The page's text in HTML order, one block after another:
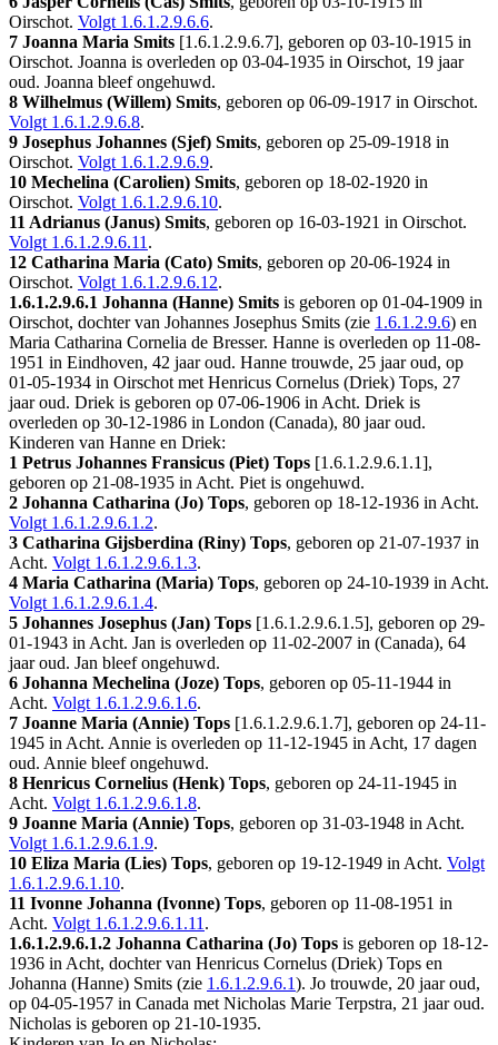
Oirschot. Volgt 1.6.1.2.9.6.6.
7 Joanna Maria Smits [1.6.1.2.9.6.7], geboren op 03-10-1915 in
Oirschot. Joanna is overleden op 03-04-1935 in Oirschot, 19 jaar
oud. Joanna bleef ongehuwd.
8 Wilhelmus (Willem) Smits, geboren op 06-09-1917 in Oirschot.
Volgt 1.6.1.2.9.6.8.
9 Josephus Johannes (Sjef) Smits, geboren op 25-09-1918 in
Oirschot. Volgt 1.6.1.2.9.6.9.
10 Mechelina (Carolien) Smits, geboren op 18-02-1920 in
Oirschot. Volgt 1.6.1.2.9.6.10.
11 Adrianus (Janus) Smits, geboren op 16-03-1921 in Oirschot.
Volgt 1.6.1.2.9.6.11 .
12 Catharina Maria (Cato) Smits, geboren op 20-06-1924 in
Oirschot. Volgt 1.6.1.2.9.6.12.
1.6.1.2.9.6.1 Johanna (Hanne) Smits is geboren op 01-04-1909 in
Oirschot, dochter van Johannes Josephus Smits (zie 1.6.1.2.9.6) en
Maria Catharina Cornelia de Bresser. Hanne is overleden op 11-08-
1951 in Eindhoven, 42 jaar oud. Hanne trouwde, 25 jaar oud, op
01-05-1934 in Oirschot met Henricus Cornelus (Driek) Tops, 27
jaar oud. Driek is geboren op 07-06-1906 in Acht. Driek is
overleden op 30-12-1986 in London (Canada), 80 jaar oud.
Kinderen van Hanne en Driek:
1 Petrus Johannes Fransicus (Piet) Tops [1.6.1.2.9.6.1.1],
geboren op 21-08-1935 in Acht. Piet is ongehuwd.
2 Johanna Catharina (Jo) Tops, geboren op 18-12-1936 in Acht.
Volgt 1.6.1.2.9.6.1.2.
3 Catharina Gijsberdina (Riny) Tops, geboren op 21-07-1937 in
Acht. Volgt 1.6.1.2.9.6.1.3.
4 Maria Catharina (Maria) Tops, geboren op 24-10-1939 in Acht.
Volgt 1.6.1.2.9.6.1.4.
5 Johannes Josephus (Jan) Tops [1.6.1.2.9.6.1.5], geboren op 29-
01-1943 in Acht. Jan is overleden op 11-02-2007 in (Canada), 64
jaar oud. Jan bleef ongehuwd.
6 Johanna Mechelina (Joze) Tops, geboren op 05-11-1944 in
Acht. Volgt 1.6.1.2.9.6.1.6.
7 Joanne Maria (Annie) Tops [1.6.1.2.9.6.1.7], geboren op 24-11-
1945 in Acht. Annie is overleden op 11-12-1945 in Acht, 17 dagen
oud. Annie bleef ongehuwd.
8 Henricus Cornelius (Henk) Tops, geboren op 24-11-1945 in
Acht. Volgt 1.6.1.2.9.6.1.8.
9 Joanne Maria (Annie) Tops, geboren op 31-03-1948 in Acht.
Volgt 1.6.1.2.9.6.1.9.
10 Eliza Maria (Lies) Tops, geboren op 19-12-1949 in Acht. Volgt
1.6.1.2.9.6.1.10.
11 Ivonne Johanna (Ivonne) Tops, geboren op 11-08-1951 in
Acht. Volgt 1.6.1.2.9.6.1.11 .
1.6.1.2.9.6.1.2 Johanna Catharina (Jo) Tops is geboren op 18-12-
1936 in Acht, dochter van Henricus Cornelus (Driek) Tops en
Johanna (Hanne) Smits (zie 1.6.1.2.9.6.1). Jo trouwde, 20 jaar oud,
op 04-05-1957 in Canada met Nicholas Marie Terpstra, 21 jaar oud.
Nicholas is geboren op 21-10-1935.